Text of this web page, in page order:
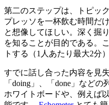
第二のステップは、トピッ
プレッソを一杯飲む時間だ
と想像してほしい。深く掘
を知ることが目的である。
トする（1人あたり最大2分）
すでに話し合った内容を見
「doing」、「done」など
ホワイトボードや、例えば